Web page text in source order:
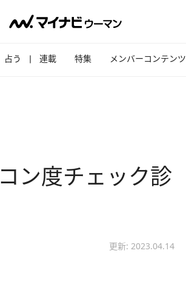
占う 連載 特集 メンバーコンテンツ
ン度チェック診
更新: 2023.04.14